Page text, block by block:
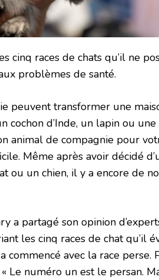
cinq races de chats qu’il ne
problèmes de santé.
peuvent transformer une
cochon d’Inde, un lapin ou
animal de compagnie pour
Même après avoir décidé
ou un chien, il y a encore de
a partagé son opinion
les cinq races de chat qu’il
commencé avec la race perse.
Le numéro un est le persan.